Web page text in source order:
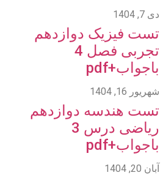
دی 7, 1404
تست فیزیک دوازدهم
تجربی فصل 4
باجواب+pdf
شهریور 16, 1404
تست هندسه دوازدهم
ریاضی درس 3
باجواب+pdf
آبان 20, 1404